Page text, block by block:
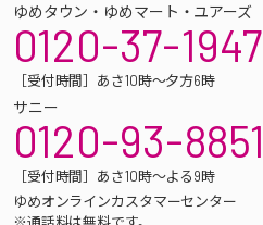
ゆめタウン・ゆめマート・ユアーズ
0120-37-1947
［受付時間］あさ10時～夕方6時
サニー
0120-93-8851
［受付時間］あさ10時～よる9時
ゆめオンラインカスタマーセンター
※通話料は無料です。